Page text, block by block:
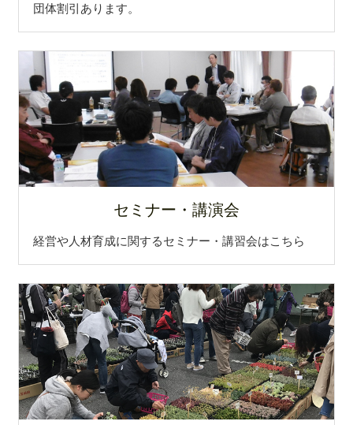
2025.2.10
大和エネルフ㈱さんが 2025愛知環境賞 銀賞を受
賞されました！
2024.12.13
「第45回日本定住難民のつどい」にて 難民雇用事業
主として前田鐵鋼(株)さんが表彰を受けました
(株)日東さんが、場所を取らない立て掛け式ハンガ
2024.10.31
(有)榊原工機さんの本格アウトドアギアブランド
『SAKAKI Gear 』からレイルロードランタン風ケー
ス「きざし（兆し）」と 真鍮製オイルランタン「た
まゆら」が新発売！！
2024.9.18
神村電機工業㈱さんが、ユースエール企業に認定さ
団体割引あります。
セミナー・講演会
経営や人材育成に関するセミナー・講習会はこちら